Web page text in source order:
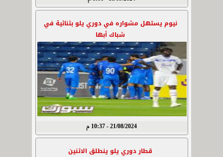
نيوم يستهل مشواره في دوري يلو بثنائية في
شباك أبها
21/08/2024 - 10:37 م
قطار دوري يلو ينطلق الاثنين